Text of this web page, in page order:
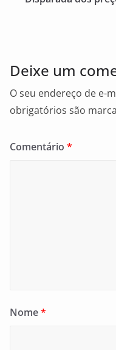
Deixe um
O seu endereço de e-
obrigatórios são
Comentário *
Nome*